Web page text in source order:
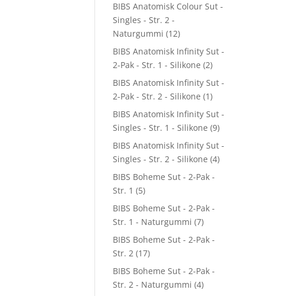
BIBS Anatomisk Colour Sut -
Singles - Str. 2 -
Naturgummi (12)
BIBS Anatomisk Infinity Sut -
2-Pak - Str. 1 - Silikone (2)
BIBS Anatomisk Infinity Sut -
2-Pak - Str. 2 - Silikone (1)
BIBS Anatomisk Infinity Sut -
Singles - Str. 1 - Silikone (9)
BIBS Anatomisk Infinity Sut -
Singles - Str. 2 - Silikone (4)
BIBS Boheme Sut - 2-Pak -
Str. 1 (5)
BIBS Boheme Sut - 2-Pak -
Str. 1 - Naturgummi (7)
BIBS Boheme Sut - 2-Pak -
Str. 2 (17)
BIBS Boheme Sut - 2-Pak -
Str. 2 - Naturgummi (4)